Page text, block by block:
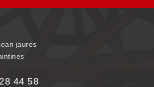
jaures
44 58